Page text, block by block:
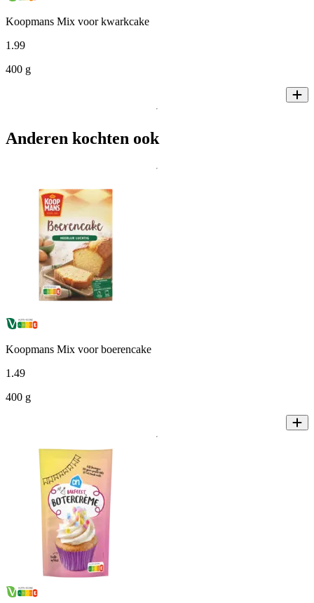
Koopmans Mix voor kwarkcake
1 .99
400 g
Anderen kochten ook
Koopmans Mix voor boerencake
1 .49
400 g